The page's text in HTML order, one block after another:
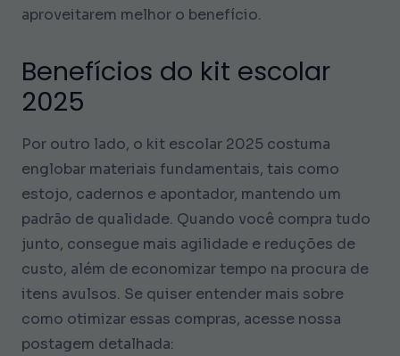
aproveitarem melhor o benefício.
Benefícios do kit escolar
2025
Por outro lado, o kit escolar 2025 costuma
englobar materiais fundamentais, tais como
estojo, cadernos e apontador, mantendo um
padrão de qualidade. Quando você compra tudo
junto, consegue mais agilidade e reduções de
custo, além de economizar tempo na procura de
itens avulsos. Se quiser entender mais sobre
como otimizar essas compras, acesse nossa
postagem detalhada: